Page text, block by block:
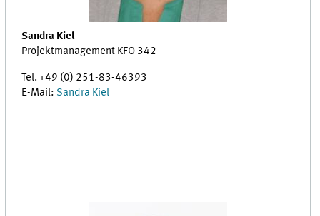
Sandra Kiel
Projektmanagement KFO 342
Tel. +49 (0) 251-83-46393
E-Mail: Sandra Kiel